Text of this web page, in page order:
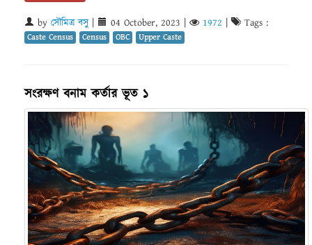
by সৌমিত্র বসু| 04 October, 2023 1972 Tags :
Caste Census Census OBC Upper Caste
সংরক্ষণ বনাম কর্তার ভূত ১